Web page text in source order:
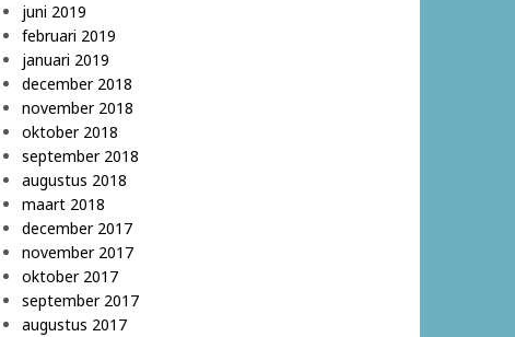
juni 2019
februari 2019
januari 2019
december 2018
november 2018
oktober 2018
september 2018
augustus 2018
maart 2018
december 2017
november 2017
oktober 2017
september 2017
augustus 2017